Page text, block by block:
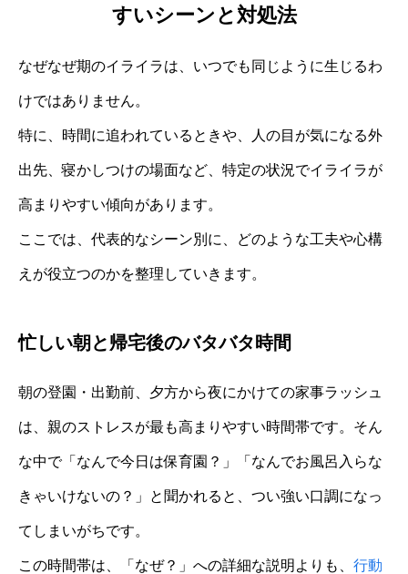
すいシーンと対処法
なぜなぜ期のイライラは、いつでも同じように生じるわ
けではありません。
特に、時間に追われているときや、人の目が気になる外
出先、寝かしつけの場面など、特定の状況でイライラが
高まりやすい傾向があります。
ここでは、代表的なシーン別に、どのような工夫や心構
えが役立つのかを整理していきます。
忙しい朝と帰宅後のバタバタ時間
朝の登園・出勤前、夕方から夜にかけての家事ラッシュ
は、親のストレスが最も高まりやすい時間帯です。そん
な中で「なんで今日は保育園？」「なんでお風呂入らな
きゃいけないの？」と聞かれると、つい強い口調になっ
てしまいがちです。
この時間帯は、「なぜ？」への詳細な説明よりも、 行動